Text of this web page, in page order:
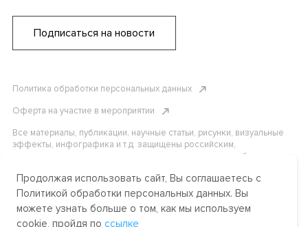
Подписаться на новости
Политика обработки персональных данных
Оферта на участие в мероприятии
Все материалы, публикации, научные статьи, рисунки, визуальные
эффекты, инфографика и т.д. защищены российским,
американским и международным законодательством об авторском
материалов без письменного разрешения АНО «Центр
международных и сравнительно-правовых исследований» или
аффилированных лиц строго запрещено. Пожалуйста, свяжитесь с
нами, чтобы узнать подробности.
Продолжая использовать сайт, Вы соглашаетесь с
Политикой обработки персональных данных. Вы
можете узнать больше о том, как мы используем
cookie, пройдя по ссылке